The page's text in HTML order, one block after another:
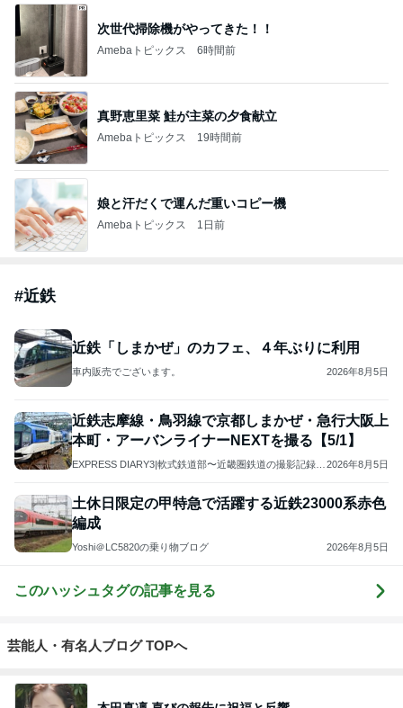
次世代掃除機がやってきた！！
Amebaトピックス 6時間前
真野恵里菜 鮭が主菜の夕食献立
Amebaトピックス 19時間前
娘と汗だくで運んだ重いコピー機
Amebaトピックス 1日前
#近鉄
近鉄「しまかぜ」のカフェ、４年ぶりに利用
車内販売でございます。 2026年8月5日
近鉄志摩線・鳥羽線で京都しまかぜ・急行大阪上
本町・アーバンライナーNEXTを撮る【5/1】
EXPRESS DIARY3|軟式鉄道部〜近畿圏鉄道の撮影記録と 2026年8月5日
土休日限定の甲特急で活躍する近鉄23000系赤色
編成
Yoshi＠LC5820の乗り物ブログ 2026年8月5日
このハッシュタグの記事を見る
芸能人・有名人ブログ TOPへ